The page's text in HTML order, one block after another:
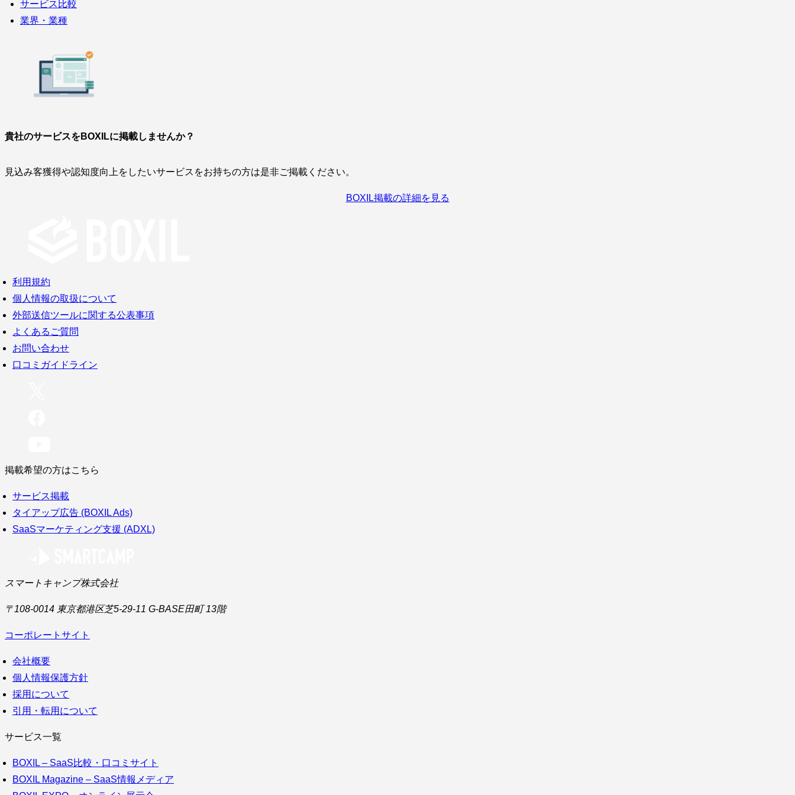
サービス比較
業界・業種
貴社のサービスをBOXILに掲載しませんか？
見込み客獲得や認知度向上をしたいサービスをお持ちの方は是非ご掲載ください。
BOXIL掲載の詳細を見る
利用規約
個人情報の取扱について
外部送信ツールに関する公表事項
よくあるご質問
お問い合わせ
口コミガイドライン
掲載希望の方はこちら
サービス掲載
タイアップ広告 (BOXIL Ads)
SaaSマーケティング支援 (ADXL)
スマートキャンプ株式会社
〒108-0014 東京都港区芝5-29-11 G-BASE田町 13階
コーポレートサイト
会社概要
個人情報保護方針
採用について
引用・転用について
サービス一覧
BOXIL – SaaS比較・口コミサイト
BOXIL Magazine – SaaS情報メディア